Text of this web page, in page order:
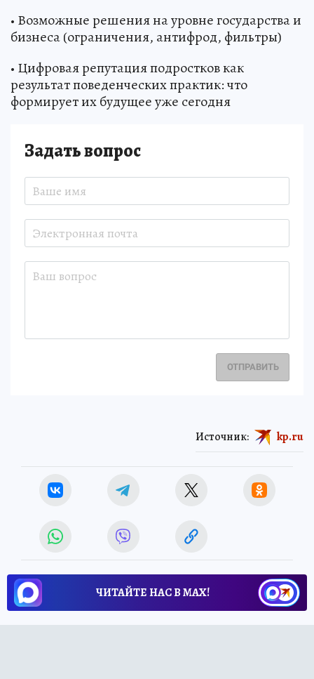
• Возможные решения на уровне государства и
бизнеса (ограничения, антифрод, фильтры)
• Цифровая репутация подростков как
результат поведенческих практик: что
формирует их будущее уже сегодня
Задать вопрос
ОТПРАВИТЬ
Источник: kp.ru
ЧИТАЙТЕ НАС В МАХ!